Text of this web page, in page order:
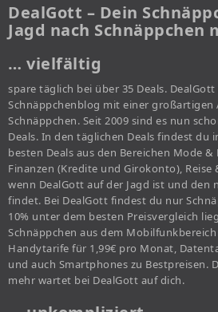
DealGott – Dein
Jagd nach
… vielfältig
spare täglich bei über 35 Deals.
Schnäppchenblog mit einer großartigen
Schnäppchen. Seit 2009 sind es nun
Deals. In den täglichen Deals findest du
besten Deals aus den Bereichen Mode
Finanzen (Kredite und Girokonto), Reise
wenn DealGott auf der Jagd ist und den
findet. Bei DealGott findest du nur
10% unter dem besten Preisvergleich
Schnäppchen aus dem
Handytarife für 1,99€ pro Monat,
und auch Smartphones zu Bestpreisen.
mehr wartet bei DealGott auf dich.